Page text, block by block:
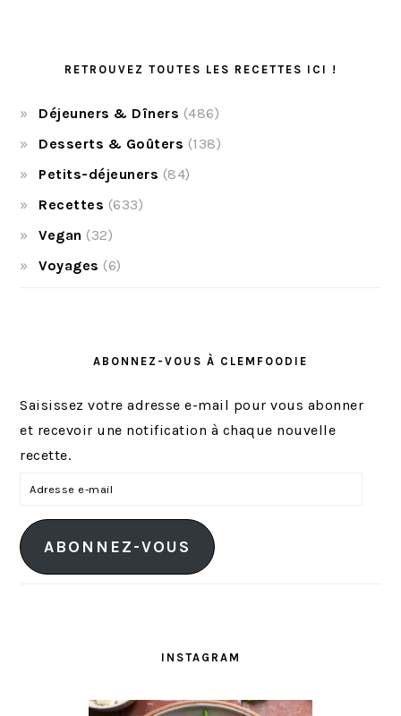
RETROUVEZ TOUTES LES RECETTES ICI !
Déjeuners & Dîners (486)
Desserts & Goûters (138)
Petits-déjeuners (84)
Recettes (633)
Vegan (32)
Voyages (6)
ABONNEZ-VOUS À CLEMFOODIE
Saisissez votre adresse e-mail pour vous abonner
et recevoir une notification à chaque nouvelle
recette.
r
e
ABONNEZ-VOUS
INSTAGRAM